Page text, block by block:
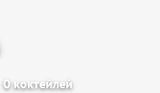
0 коктейлей